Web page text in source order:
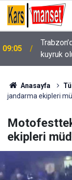
09:04
Anasayfa
jandarma ekipleri
ekipleri